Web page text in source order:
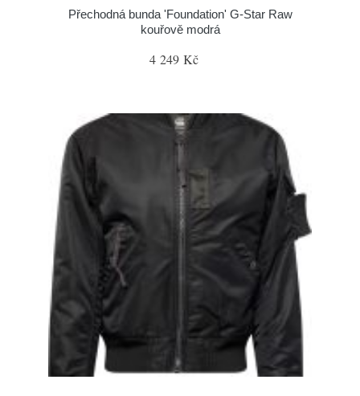
Přechodná bunda 'Foundation' G-Star Raw
kouřově modrá
4 249 Kč